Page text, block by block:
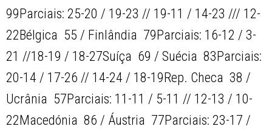
99Parciais: 25-20 / 19-23 // 19-11 / 14-23 /// 12-
22Bélgica  55 / Finlândia  79Parciais: 16-12 / 3-
21 //18-19 / 18-27Suíça  69 / Suécia  83Parciais:
20-14 / 17-26 // 14-24 / 18-19Rep. Checa  38 /
Ucrânia  57Parciais: 11-11 / 5-11 // 12-13 / 10-
22Macedónia  86 / Áustria  77Parciais: 23-17 /